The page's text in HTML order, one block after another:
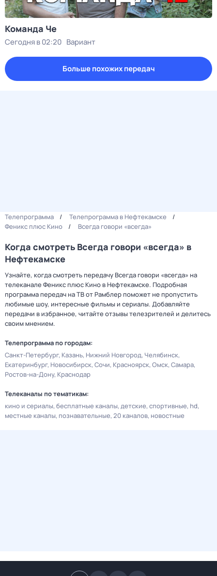
Команда Че
Сегодня в 02:20 Вариант
Больше похожих передач
Телепрограмма
Телепрограмма в Нефтекамске
Феникс плюс Кино
Всегда говори «всегда»
Когда смотреть Всегда говори «всегда» в
Нефтекамске
Узнайте, когда смотреть передачу Всегда говори «всегда» на
телеканале Феникс плюс Кино в Нефтекамске. Подробная
программа передач на ТВ от Рамблер поможет не пропустить
любимые шоу, интересные фильмы и сериалы. Добавляйте
передачи в избранное, читайте отзывы телезрителей и делитесь
своим мнением.
Телепрограмма по городам:
Санкт-Петербург Казань Нижний Новгород Челябинск
Екатеринбург Новосибирск Сочи Красноярск Омск Самара
Ростов-на-Дону Краснодар
Телеканалы по тематикам:
кино и сериалы бесплатные каналы детские спортивные hd
местные каналы познавательные 20 каналов новостные